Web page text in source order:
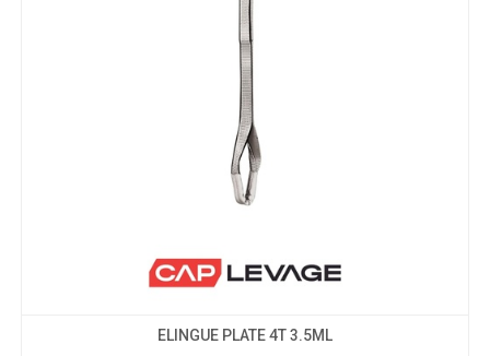
ELINGUE PLATE 4T 3.5ML